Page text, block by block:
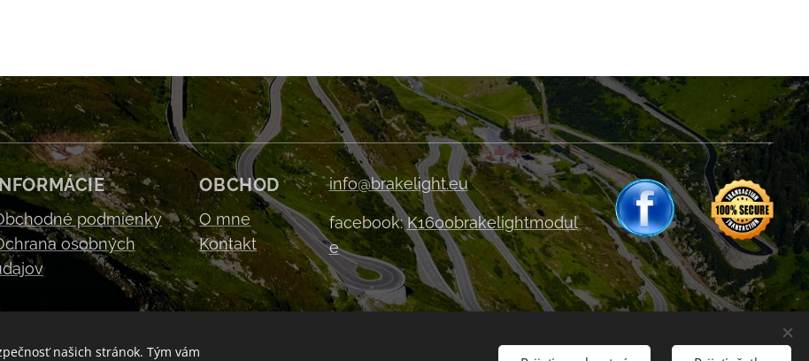
podmienky
osobných
OBCHOD
O mne
Kontakt
info@brakelight.eu
facebook:K1600brakelightmodul
e
našich stránok. Tým vám